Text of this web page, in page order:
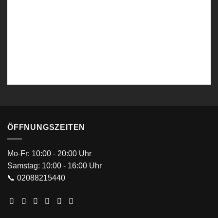
ÖFFNUNGSZEITEN
Mo-Fr: 10:00 - 20:00 Uhr
Samstag: 10:00 - 16:00 Uhr
📞 02088215440